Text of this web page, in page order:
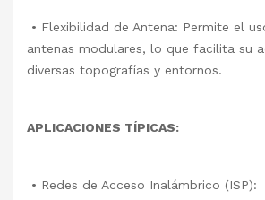
• Flexibilidad de Antena: Permite el
antenas modulares, lo que facilita su
diversas topografías y entornos.
APLICACIONES TÍPICAS:
• Redes de Acceso Inalámbrico (ISP):